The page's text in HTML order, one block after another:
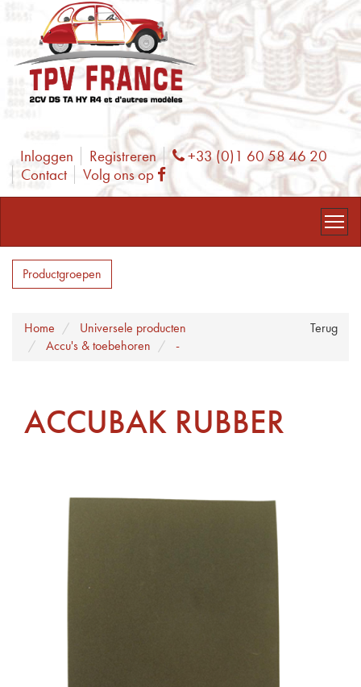
Inloggen Registreren Phone
+33 (0)1 60 58 46 20
Contact
Volg ons op Facebook
Productgroepen
Terug
Home
Universele producten
Accu's & toebehoren
-
ACCUBAK RUBBER